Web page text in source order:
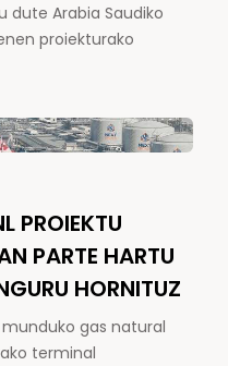
dute Arabia Saudiko
proiekturako
PROIEKTU
PARTE HARTU
HORNITUZ
gas natural
terminal